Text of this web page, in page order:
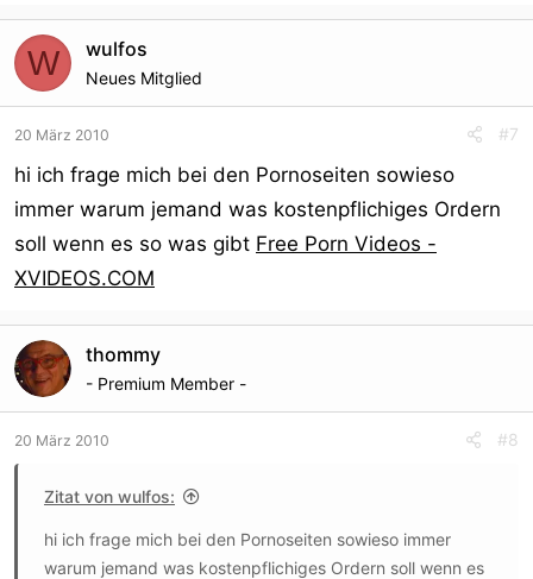
W wulfos
Neues Mitglied
20 März 2010 #7
hi ich frage mich bei den Pornoseiten sowieso
immer warum jemand was kostenpflichiges Ordern
soll wenn es so was gibt Free Porn Videos -
XVIDEOS.COM
thommy
- Premium Member -
20 März 2010 #8
Zitat von wulfos:
hi ich frage mich bei den Pornoseiten sowieso immer
warum jemand was kostenpflichiges Ordern soll wenn es